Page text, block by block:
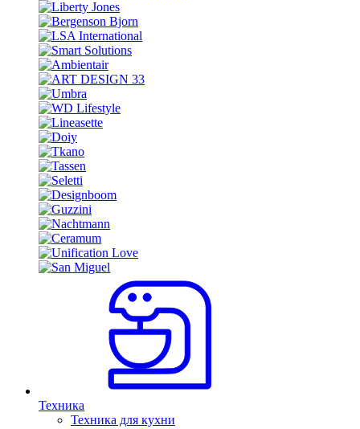
Техника
Техника для кухни